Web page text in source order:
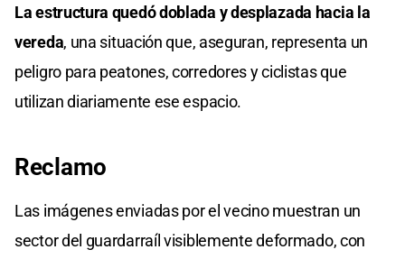
La estructura quedó doblada y desplazada hacia la
vereda, una situación que, aseguran, representa un
peligro para peatones, corredores y ciclistas que
utilizan diariamente ese espacio.
Reclamo
Las imágenes enviadas por el vecino muestran un
sector del guardarraíl visiblemente deformado, con